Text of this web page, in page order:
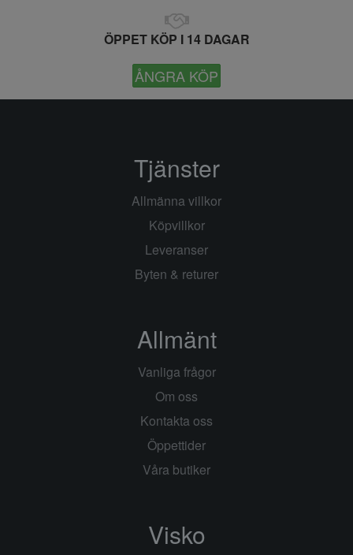
ÖPPET KÖP I 14 DAGAR
ÅNGRA KÖP
Tjänster
Allmänna villkor
Köpvillkor
Leveranser
Byten & returer
Allmänt
Vanliga frågor
Om oss
Kontakta oss
Öppettider
Våra butiker
Visko